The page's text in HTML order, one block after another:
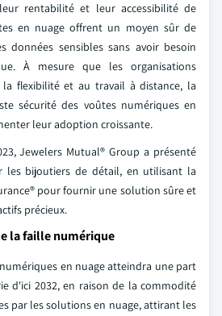
rentabilité et leur accessibilité de
en nuage offrent un moyen sûr de
données sensibles sans avoir besoin
À mesure que les organisations
flexibilité et au travail à distance, la
sécurité des voûtes numériques en
leur adoption croissante.
Jewelers Mutual® Group a présenté
les bijoutiers de détail, en utilisant la
pour fournir une solution sûre et
précieux.
la faille numérique
en nuage atteindra une part
d'ici 2032, en raison de la commodité
par les solutions en nuage, attirant les